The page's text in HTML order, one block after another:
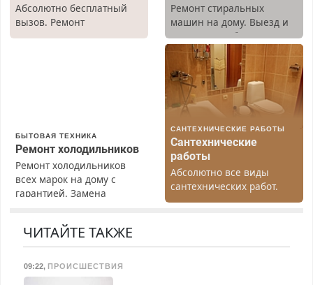
Абсолютно бесплатный
вызов. Ремонт
холодильников всех
Ремонт стиральных
машин на дому. Выезд и
диагностика бесплатно.
Предусмотрены скидки.
БЫТОВАЯ ТЕХНИКА
Ремонт холодильников
Ремонт холодильников
всех марок на дому с
гарантией. Замена
Недорого. Без выходных.
Все районы. Скидка.
Вызов бесплатный.
САНТЕХНИЧЕСКИЕ РАБОТЫ
Сантехнические
работы
Абсолютно все виды
сантехнических работ.
Быстро. Качественно.
ЧИТАЙТЕ ТАКЖЕ
09:22, ПРОИСШЕСТВИЯ